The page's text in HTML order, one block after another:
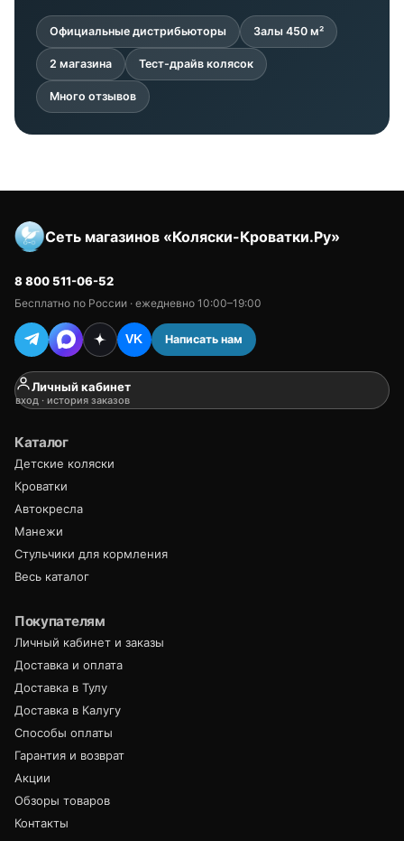
Официальные дистрибьюторы Залы 450 м²
2 магазина Тест-драйв колясок
Много отзывов
Сеть магазинов «Коляски-Кроватки.Ру»
8 800 511-06-52
Бесплатно по России · ежедневно 10:00–19:00
VK Написать нам
Личный кабинет
вход · история заказов
Каталог
Детские коляски
Кроватки
Автокресла
Манежи
Стульчики для кормления
Весь каталог
Покупателям
Личный кабинет и заказы
Доставка и оплата
Доставка в Тулу
Доставка в Калугу
Способы оплаты
Гарантия и возврат
Акции
Обзоры товаров
Контакты